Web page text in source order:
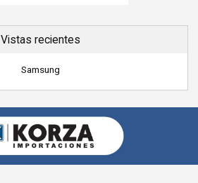
Vistas recientes
Samsung